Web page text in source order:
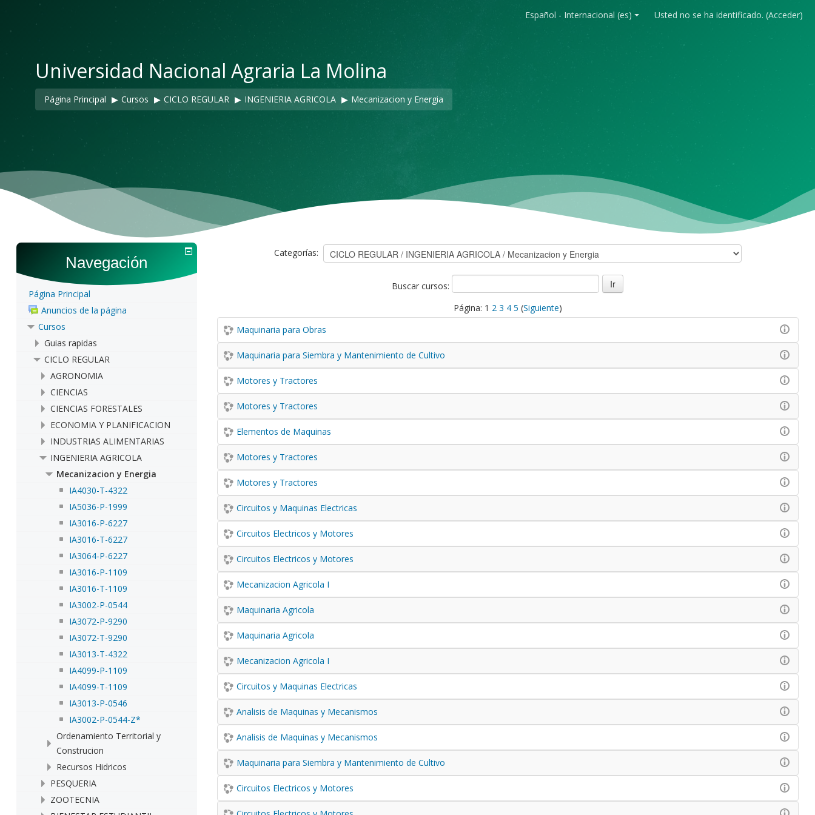
Usted no se ha identificado. (Acceder)
Español - Internacional ‎(es)‎
Universidad Nacional Agraria La Molina
Página Principal ▶︎ Cursos ▶︎ CICLO REGULAR ▶︎ INGENIERIA AGRICOLA ▶︎ Mecanizacion y Energia
Categorías:
Buscar cursos:
Página: 1 2 3 4 5 (Siguiente)
Maquinaria para Obras
Maquinaria para Siembra y Mantenimiento de Cultivo
Motores y Tractores
Motores y Tractores
Elementos de Maquinas
Motores y Tractores
Motores y Tractores
Circuitos y Maquinas Electricas
Circuitos Electricos y Motores
Circuitos Electricos y Motores
Mecanizacion Agricola I
Maquinaria Agricola
Maquinaria Agricola
Mecanizacion Agricola I
Circuitos y Maquinas Electricas
Analisis de Maquinas y Mecanismos
Analisis de Maquinas y Mecanismos
Maquinaria para Siembra y Mantenimiento de Cultivo
Circuitos Electricos y Motores
Navegación
Página Principal
Anuncios de la página
Cursos
Guias rapidas
CICLO REGULAR
AGRONOMIA
CIENCIAS
CIENCIAS FORESTALES
ECONOMIA Y PLANIFICACION
INDUSTRIAS ALIMENTARIAS
INGENIERIA AGRICOLA
Mecanizacion y Energia
IA4030-T-4322
IA5036-P-1999
IA3016-P-6227
IA3016-T-6227
IA3064-P-6227
IA3016-P-1109
IA3016-T-1109
IA3002-P-0544
IA3072-P-9290
IA3072-T-9290
IA3013-T-4322
IA4099-P-1109
IA4099-T-1109
IA3013-P-0546
IA3002-P-0544-Z*
Ordenamiento Territorial y
Construcion
Recursos Hidricos
PESQUERIA
ZOOTECNIA